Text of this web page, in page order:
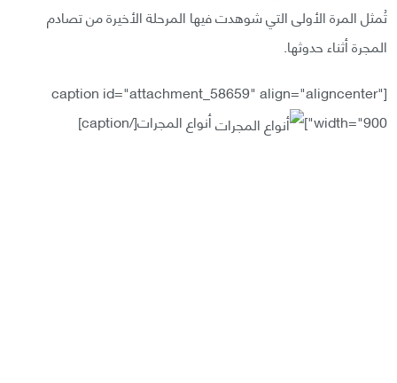
تُمثل المرة الأولى التي شوهدت فيها المرحلة الأخيرة من تصادم
المجرة أثناء حدوثها.
[caption id="attachment_58659" align="aligncenter"
width="900"]
أنواع المجرات[/caption]